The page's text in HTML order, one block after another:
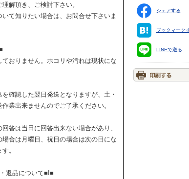
解頂き、ご検討下さい。
て知りたい場合は、お問合せ下さいま
ておりません。ホコリや汚れは現状にな
確認した翌日発送となりますが、土・
作業出来ませんのでご了承ください。
答は当日に回答出来ない場合があり、
場合は月曜日、祝日の場合は次の日にな
。
返品について■I■
シェアする
ブックマーク
LINEで送る